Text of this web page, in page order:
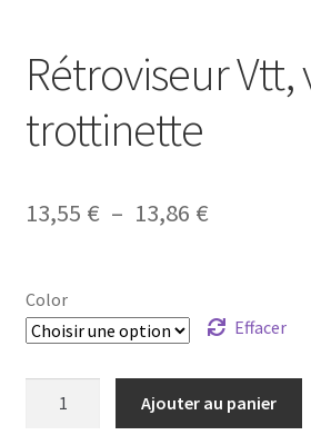
Rétroviseur Vtt,
trottinette
13,55 € – 13,86 €Plage
13,55 €
à
13,86 €
Color
Effacer
Ajouter au panier